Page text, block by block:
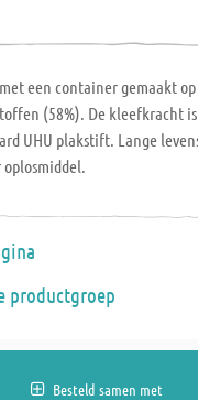
een container gemaakt op
(58%). De kleefkracht
UHU plakstift. Lange
productgroep
Besteld samen met